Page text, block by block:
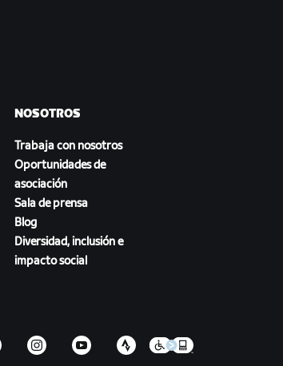
NOSOTROS
Trabaja con nosotros
Oportunidades de
asociación
Sala de prensa
Blog
Diversidad, inclusión e
impacto social